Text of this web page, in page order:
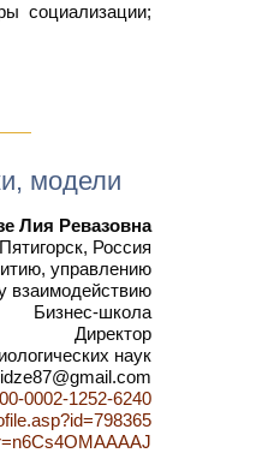
социализации;
модели
Лия Ревазовна
Россия
управлению
взаимодействию
Бизнес-школа
Директор
наук
0002-1252-6240